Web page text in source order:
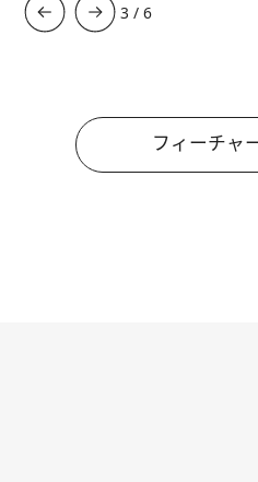
3 /6
フィーチャ